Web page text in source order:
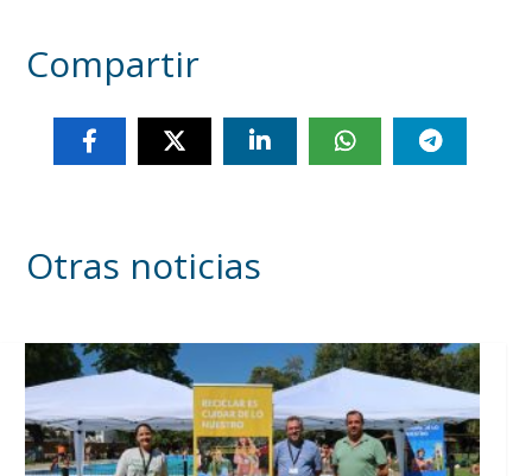
Compartir
Otras noticias